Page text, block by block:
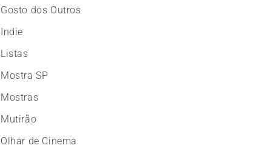
Gosto dos Outros
Indie
Listas
Mostra SP
Mostras
Mutirão
Olhar de Cinema